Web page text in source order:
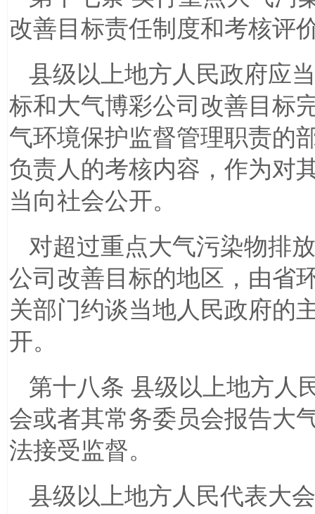
改善目标责任制度和考核评
县级以上地方人民政府应
标和大气博彩公司改善目标
气环境保护监督管理职责的
负责人的考核内容，作为对
当向社会公开。
对超过重点大气污染物排
公司改善目标的地区，由省
关部门约谈当地人民政府的
开。
第十八条 县级以上地方人
会或者其常务委员会报告大
法接受监督。
县级以上地方人民代表大